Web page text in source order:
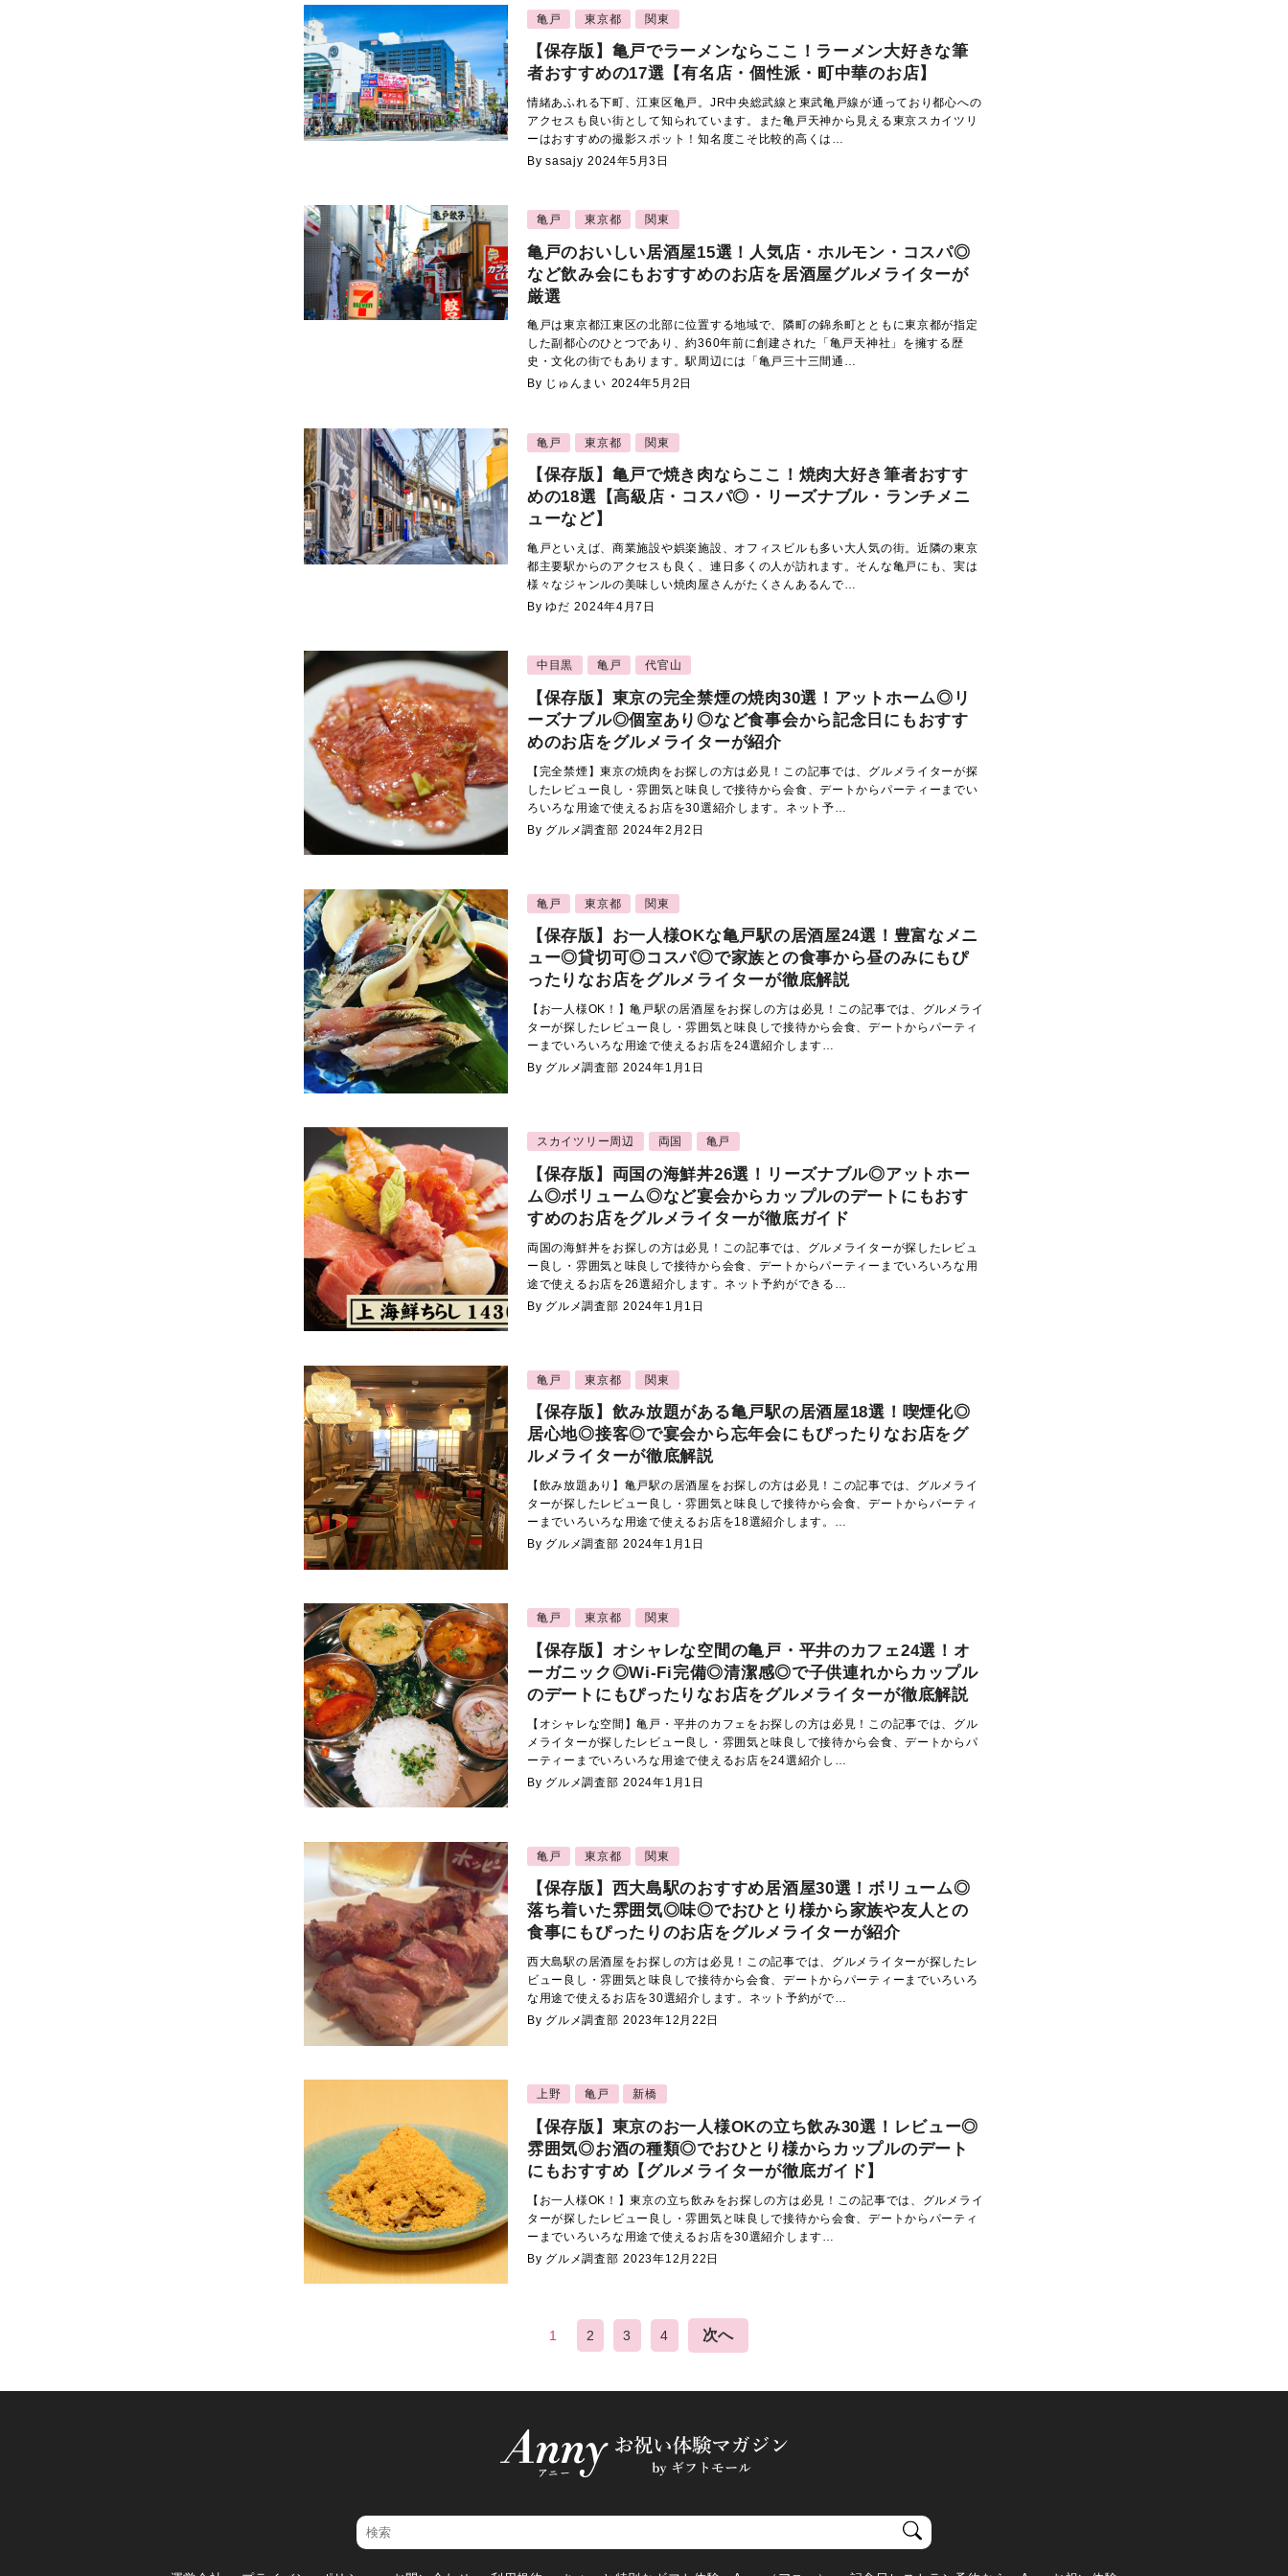
亀戸 東京都 関東
【保存版】亀戸でラーメンならここ！ラーメン大好きな筆
者おすすめの17選【有名店・個性派・町中華のお店】
情緒あふれる下町、江東区亀戸。JR中央総武線と東武亀戸線が通っており都心への
アクセスも良い街として知られています。また亀戸天神から見える東京スカイツリ
ーはおすすめの撮影スポット！知名度こそ比較的高くは…
By sasajy 2024年5月3日
亀戸 東京都 関東
亀戸のおいしい居酒屋15選！人気店・ホルモン・コスパ◎
など飲み会にもおすすめのお店を居酒屋グルメライターが
厳選
亀戸は東京都江東区の北部に位置する地域で、隣町の錦糸町とともに東京都が指定
した副都心のひとつであり、約360年前に創建された「亀戸天神社」を擁する歴
史・文化の街でもあります。駅周辺には「亀戸三十三間通…
By じゅんまい 2024年5月2日
亀戸 東京都 関東
【保存版】亀戸で焼き肉ならここ！焼肉大好き筆者おすす
めの18選【高級店・コスパ◎・リーズナブル・ランチメニ
ューなど】
亀戸といえば、商業施設や娯楽施設、オフィスビルも多い大人気の街。近隣の東京
都主要駅からのアクセスも良く、連日多くの人が訪れます。そんな亀戸にも、実は
様々なジャンルの美味しい焼肉屋さんがたくさんあるんで…
By ゆだ 2024年4月7日
中目黒 亀戸 代官山
【保存版】東京の完全禁煙の焼肉30選！アットホーム◎リ
ーズナブル◎個室あり◎など食事会から記念日にもおすす
めのお店をグルメライターが紹介
【完全禁煙】東京の焼肉をお探しの方は必見！この記事では、グルメライターが探
したレビュー良し・雰囲気と味良しで接待から会食、デートからパーティーまでい
ろいろな用途で使えるお店を30選紹介します。ネット予…
By グルメ調査部 2024年2月2日
亀戸 東京都 関東
【保存版】お一人様OKな亀戸駅の居酒屋24選！豊富なメニ
ュー◎貸切可◎コスパ◎で家族との食事から昼のみにもぴ
ったりなお店をグルメライターが徹底解説
【お一人様OK！】亀戸駅の居酒屋をお探しの方は必見！この記事では、グルメライ
ターが探したレビュー良し・雰囲気と味良しで接待から会食、デートからパーティ
ーまでいろいろな用途で使えるお店を24選紹介します…
By グルメ調査部 2024年1月1日
スカイツリー周辺 両国 亀戸
【保存版】両国の海鮮丼26選！リーズナブル◎アットホー
ム◎ボリューム◎など宴会からカップルのデートにもおす
すめのお店をグルメライターが徹底ガイド
両国の海鮮丼をお探しの方は必見！この記事では、グルメライターが探したレビュ
ー良し・雰囲気と味良しで接待から会食、デートからパーティーまでいろいろな用
途で使えるお店を26選紹介します。ネット予約ができる…
By グルメ調査部 2024年1月1日
亀戸 東京都 関東
【保存版】飲み放題がある亀戸駅の居酒屋18選！喫煙化◎
居心地◎接客◎で宴会から忘年会にもぴったりなお店をグ
ルメライターが徹底解説
【飲み放題あり】亀戸駅の居酒屋をお探しの方は必見！この記事では、グルメライ
ターが探したレビュー良し・雰囲気と味良しで接待から会食、デートからパーティ
ーまでいろいろな用途で使えるお店を18選紹介します。…
By グルメ調査部 2024年1月1日
亀戸 東京都 関東
【保存版】オシャレな空間の亀戸・平井のカフェ24選！オ
ーガニック◎Wi-Fi完備◎清潔感◎で子供連れからカップル
のデートにもぴったりなお店をグルメライターが徹底解説
【オシャレな空間】亀戸・平井のカフェをお探しの方は必見！この記事では、グル
メライターが探したレビュー良し・雰囲気と味良しで接待から会食、デートからパ
ーティーまでいろいろな用途で使えるお店を24選紹介し…
By グルメ調査部 2024年1月1日
亀戸 東京都 関東
【保存版】西大島駅のおすすめ居酒屋30選！ボリューム◎
落ち着いた雰囲気◎味◎でおひとり様から家族や友人との
食事にもぴったりのお店をグルメライターが紹介
西大島駅の居酒屋をお探しの方は必見！この記事では、グルメライターが探したレ
ビュー良し・雰囲気と味良しで接待から会食、デートからパーティーまでいろいろ
な用途で使えるお店を30選紹介します。ネット予約がで…
By グルメ調査部 2023年12月22日
上野 亀戸 新橋
【保存版】東京のお一人様OKの立ち飲み30選！レビュー◎
雰囲気◎お酒の種類◎でおひとり様からカップルのデート
にもおすすめ【グルメライターが徹底ガイド】
【お一人様OK！】東京の立ち飲みをお探しの方は必見！この記事では、グルメライ
ターが探したレビュー良し・雰囲気と味良しで接待から会食、デートからパーティ
ーまでいろいろな用途で使えるお店を30選紹介します…
By グルメ調査部 2023年12月22日
1 2 3 4 次へ